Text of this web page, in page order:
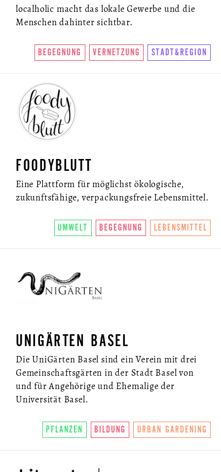
localholic macht das lokale Gewerbe und die
Menschen dahinter sichtbar.
BEGEGNUNG VERNETZUNG STADT&REGION
FOODYBLUTT
Eine Plattform für möglichst ökologische,
zukunftsfähige, verpackungsfreie Lebensmittel.
UMWELT BEGEGNUNG LEBENSMITTEL
UNIGÄRTEN BASEL
Die UniGärten Basel sind ein Verein mit drei
Gemeinschaftsgärten in der Stadt Basel von
und für Angehörige und Ehemalige der
Universität Basel.
PFLANZEN BILDUNG URBAN GARDENING